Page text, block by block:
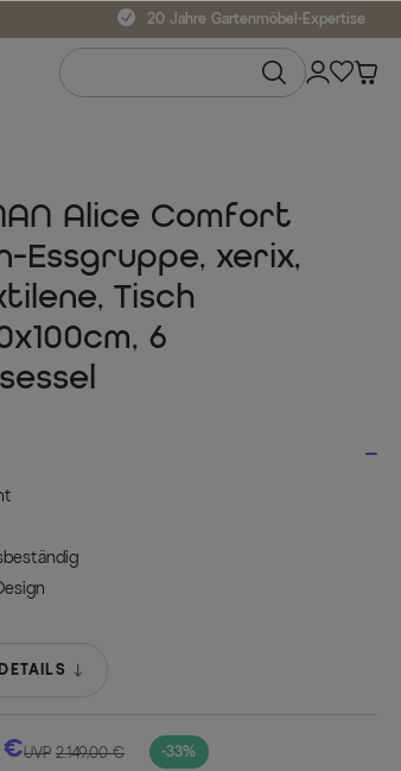
20 Jahre Gartenmöbel-Expertise
Alice Comfort
Essgruppe, xerix,
Tisch
6
€ -33%
UVP 2.149,00 €